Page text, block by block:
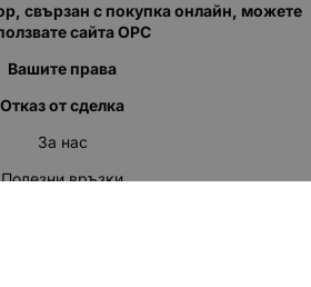
свързан с покупка онлайн, можете
сайта ОРС
Вашите права
Отказ от сделка
За нас
Полезни връзки